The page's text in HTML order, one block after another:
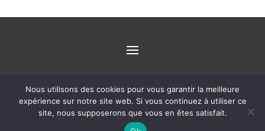
Suivez-nous
Nous utilisons des cookies pour vous garantir la meilleure
expérience sur notre site web. Si vous continuez à utiliser ce
site, nous supposerons que vous en êtes satisfait.